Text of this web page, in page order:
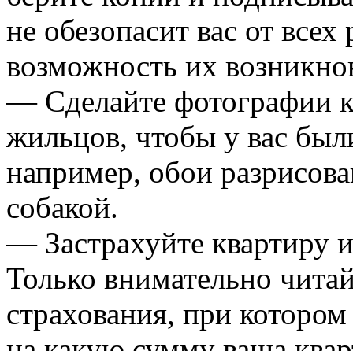
не обезопасит вас от
возможность их
— Сделайте фотографии
жильцов, чтобы у вас
например, обои
собакой.
— Застрахуйте квартиру
Только внимательно
страхования, при